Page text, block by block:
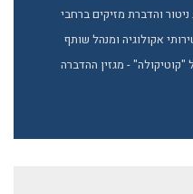
והדברת מזיקים ברחבי
אקולוגיה ומנהל שותף
- מגזין ההדברה